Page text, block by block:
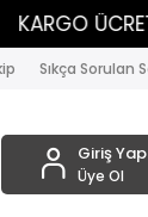
100 TL //
Sıkça Sorulan
Giriş Yap
Üye Ol